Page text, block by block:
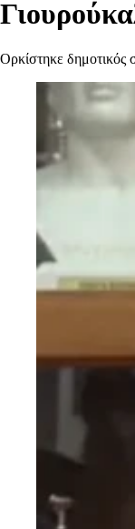
Ορκίστηκε δημοτικός